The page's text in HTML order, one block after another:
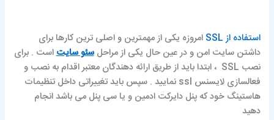
استفاده از SSL
امروزه یکی از مهمترین و اصلی ترین کارها برای
داشتن سایت امن و در عین حال یکی از مراحلسئو سایتاست . برای
نصب SSL ، ابتدا باید از طریق ارائه دهندگان معتبر اقدام به نصب و
فعالسازی لایسنس ssl نمایید . سپس باید تغییراتی داخل تنظیمات
هاستینگ خود که پنل دایرکت ادمین و یا سی پنل می باشد انجام
دهید